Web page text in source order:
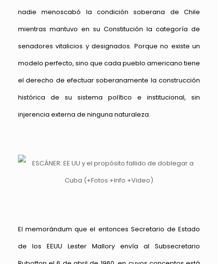
nadie menoscabó la condición soberana de Chile
mientras mantuvo en su Constitución la categoría de
senadores vitalicios y designados. Porque no existe un
modelo perfecto, sino que cada pueblo americano tiene
el derecho de efectuar soberanamente la construcción
histórica de su sistema político e institucional, sin
injerencia externa de ninguna naturaleza.
El memorándum que el entonces Secretario de Estado
de los EEUU Lester Mallory envía al Subsecretario